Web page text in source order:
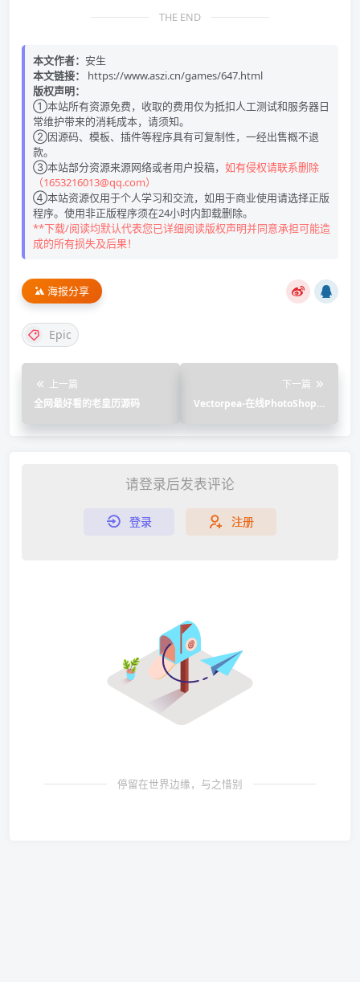
THE END
本文作者： 安生
本文链接：
https://www.aszi.cn/games/647.html
版权声明：
①本站所有资源免费，收取的费用仅为抵扣人工测试和服务器日
常维护带来的消耗成本，请须知。
②因源码、模板、插件等程序具有可复制性，一经出售概不退
款。
③本站部分资源来源网络或者用户投稿， 如有侵权请联系删除
（1653216013@qq.com）
④本站资源仅用于个人学习和交流，如用于商业使用请选择正版
程序。使用非正版程序须在24小时内卸载删除。
**下载/阅读均默认代表您已详细阅读版权声明并同意承担可能造
成的所有损失及后果！
海报分享
Epic
上一篇
全网最好看的老皇历源码
下一篇
Vectorpea-在线PhotoShop网
请登录后发表评论
登录 注册
停留在世界边缘，与之惜别